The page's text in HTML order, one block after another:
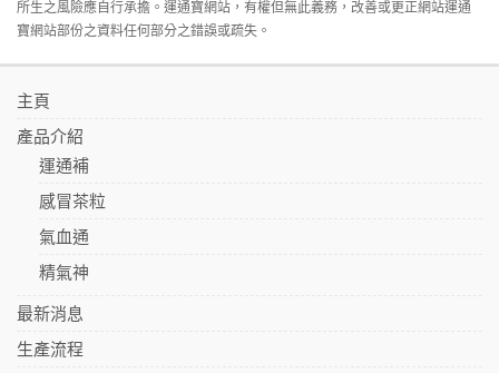
所生之風險應自行承擔。運通寶網站，有權但無此義務，改善或更正網站運通
寶網站部份之資料任何部分之錯誤或疏失。
主頁
產品介紹
運通補
感冒茶粒
氣血通
精氣神
最新消息
生產流程